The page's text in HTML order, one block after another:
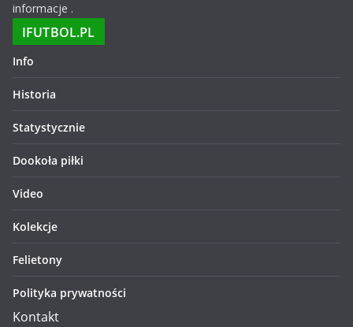
informacje .
IFUTBOL.PL
Info
Historia
Statystycznie
Dookoła piłki
Video
Kolekcje
Felietony
Polityka prywatności
Kontakt